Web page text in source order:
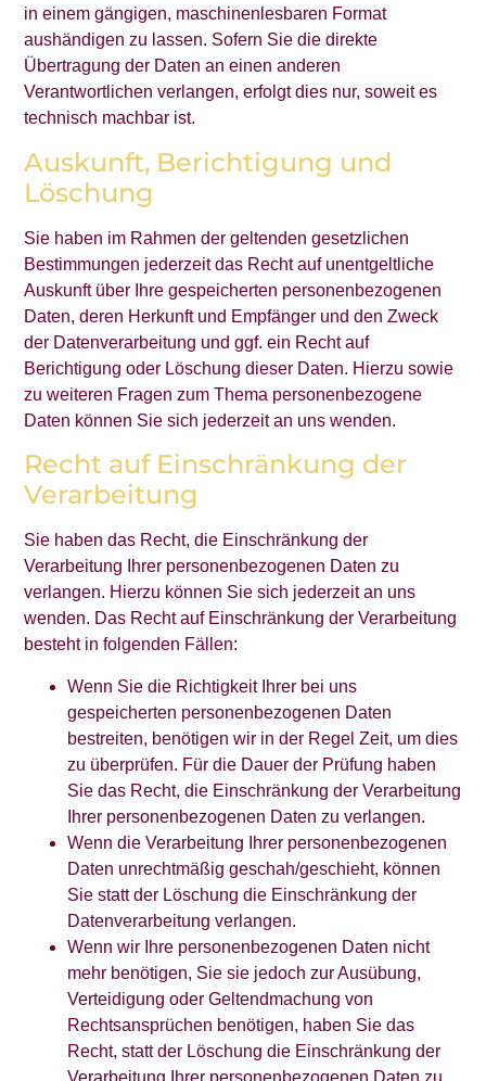
in einem gängigen, maschinenlesbaren Format
aushändigen zu lassen. Sofern Sie die direkte
Übertragung der Daten an einen anderen
Verantwortlichen verlangen, erfolgt dies nur, soweit es
technisch machbar ist.
Auskunft, Berichtigung und
Löschung
Sie haben im Rahmen der geltenden gesetzlichen
Bestimmungen jederzeit das Recht auf unentgeltliche
Auskunft über Ihre gespeicherten personenbezogenen
Daten, deren Herkunft und Empfänger und den Zweck
der Datenverarbeitung und ggf. ein Recht auf
Berichtigung oder Löschung dieser Daten. Hierzu sowie
zu weiteren Fragen zum Thema personenbezogene
Daten können Sie sich jederzeit an uns wenden.
Recht auf Einschränkung der
Verarbeitung
Sie haben das Recht, die Einschränkung der
Verarbeitung Ihrer personenbezogenen Daten zu
verlangen. Hierzu können Sie sich jederzeit an uns
wenden. Das Recht auf Einschränkung der Verarbeitung
besteht in folgenden Fällen:
Wenn Sie die Richtigkeit Ihrer bei uns
gespeicherten personenbezogenen Daten
bestreiten, benötigen wir in der Regel Zeit, um dies
zu überprüfen. Für die Dauer der Prüfung haben
Sie das Recht, die Einschränkung der Verarbeitung
Ihrer personenbezogenen Daten zu verlangen.
Wenn die Verarbeitung Ihrer personenbezogenen
Daten unrechtmäßig geschah/geschieht, können
Sie statt der Löschung die Einschränkung der
Datenverarbeitung verlangen.
Wenn wir Ihre personenbezogenen Daten nicht
mehr benötigen, Sie sie jedoch zur Ausübung,
Verteidigung oder Geltendmachung von
Rechtsansprüchen benötigen, haben Sie das
Recht, statt der Löschung die Einschränkung der
Verarbeitung Ihrer personenbezogenen Daten zu